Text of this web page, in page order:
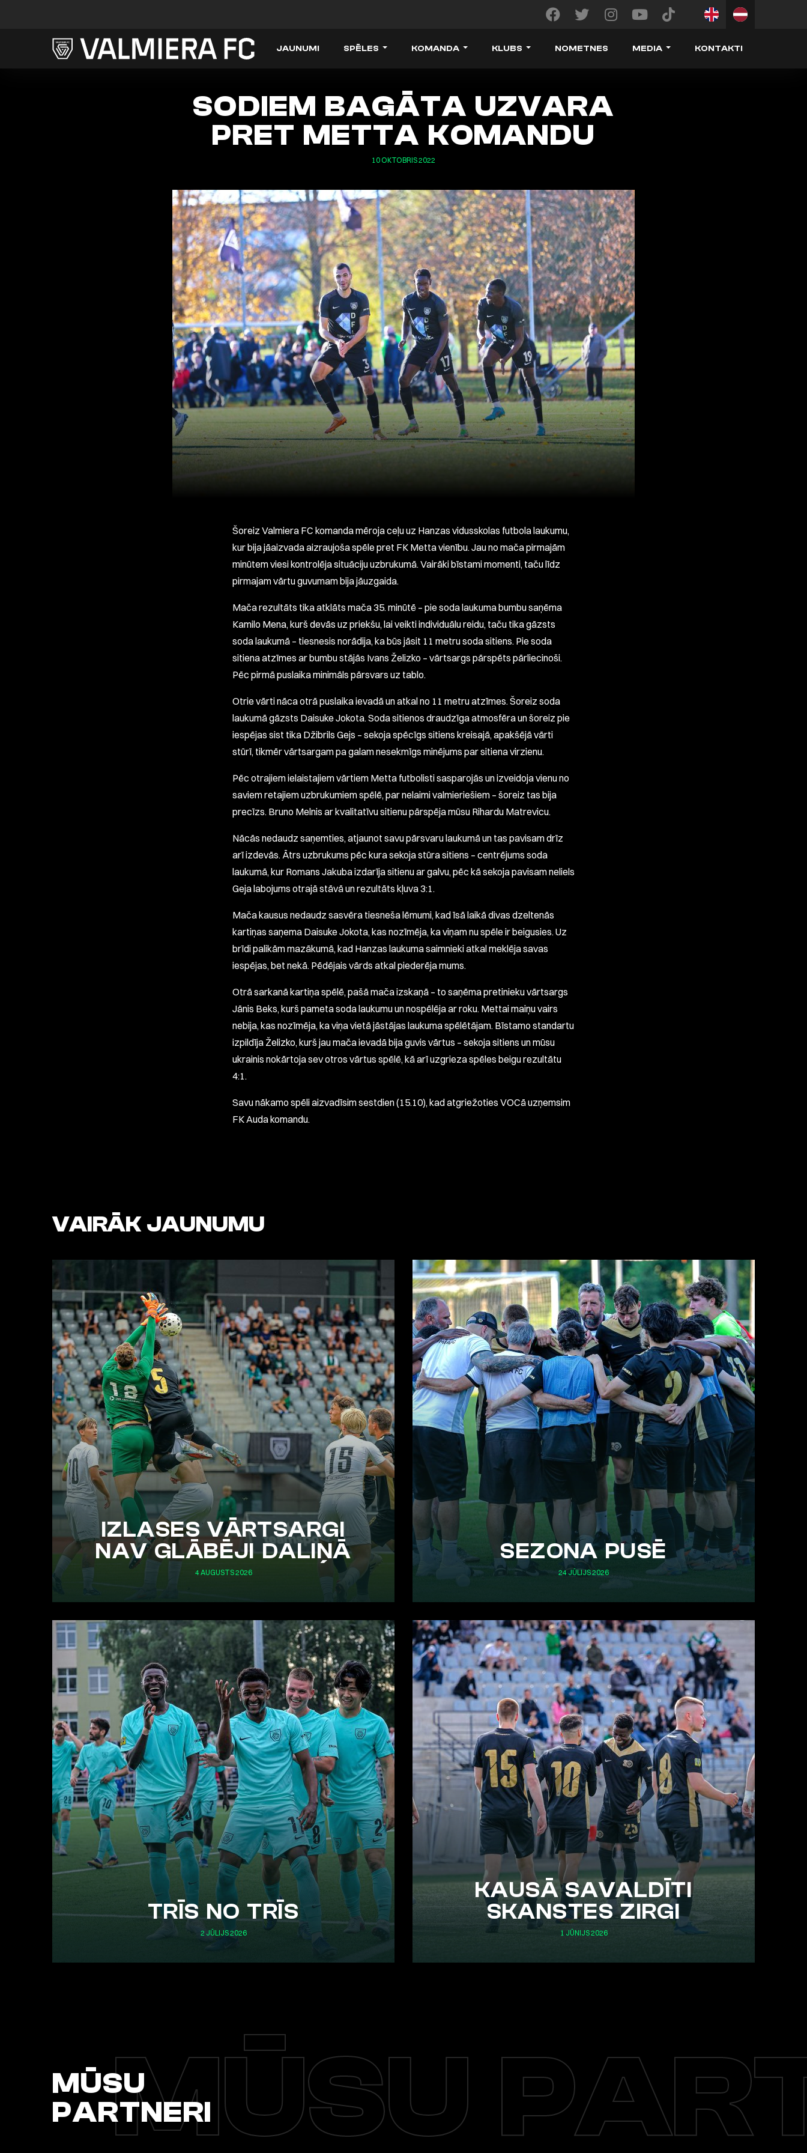
JAUNUMI SPĒLES KOMANDA KLUBS NOMETNES MEDIA KONTAKTI
SODIEM BAGĀTA UZVARA
PRET METTA KOMANDU
10 OKTOBRIS 2022
Šoreiz Valmiera FC komanda mēroja ceļu uz Hanzas vidusskolas futbola laukumu,
kur bija jāaizvada aizraujoša spēle pret FK Metta vienību. Jau no mača pirmajām
minūtem viesi kontrolēja situāciju uzbrukumā. Vairāki bīstami momenti, taču līdz
pirmajam vārtu guvumam bija jāuzgaida.
Mača rezultāts tika atklāts mača 35. minūtē – pie soda laukuma bumbu saņēma
Kamilo Mena, kurš devās uz priekšu, lai veikti individuālu reidu, taču tika gāzsts
soda laukumā – tiesnesis norādija, ka būs jāsit 11 metru soda sitiens. Pie soda
sitiena atzīmes ar bumbu stājās Ivans Želizko – vārtsargs pārspēts pārliecinoši.
Pēc pirmā puslaika minimāls pārsvars uz tablo.
Otrie vārti nāca otrā puslaika ievadā un atkal no 11 metru atzīmes. Šoreiz soda
laukumā gāzsts Daisuke Jokota. Soda sitienos draudzīga atmosfēra un šoreiz pie
iespējas sist tika Džibrils Gejs – sekoja spēcīgs sitiens kreisajā, apakšējā vārti
stūrī, tikmēr vārtsargam pa galam nesekmīgs minējums par sitiena virzienu.
Pēc otrajiem ielaistajiem vārtiem Metta futbolisti sasparojās un izveidoja vienu no
saviem retajiem uzbrukumiem spēlē, par nelaimi valmieriešiem – šoreiz tas bija
precīzs. Bruno Melnis ar kvalitatīvu sitienu pārspēja mūsu Rihardu Matrevicu.
Nācās nedaudz saņemties, atjaunot savu pārsvaru laukumā un tas pavisam drīz
arī izdevās. Ātrs uzbrukums pēc kura sekoja stūra sitiens – centrējums soda
laukumā, kur Romans Jakuba izdarīja sitienu ar galvu, pēc kā sekoja pavisam neliels
Geja labojums otrajā stāvā un rezultāts kļuva 3:1.
Mača kausus nedaudz sasvēra tiesneša lēmumi, kad īsā laikā divas dzeltenās
kartiņas saņema Daisuke Jokota, kas nozīmēja, ka viņam nu spēle ir beigusies. Uz
brīdi palikām mazākumā, kad Hanzas laukuma saimnieki atkal meklēja savas
iespējas, bet nekā. Pēdējais vārds atkal piederēja mums.
Otrā sarkanā kartiņa spēlē, pašā mača izskaņā – to saņēma pretinieku vārtsargs
Jānis Beks, kurš pameta soda laukumu un nospēlēja ar roku. Mettai maiņu vairs
nebija, kas nozīmēja, ka viņa vietā jāstājas laukuma spēlētājam. Bīstamo standartu
izpildīja Želizko, kurš jau mača ievadā bija guvis vārtus – sekoja sitiens un mūsu
ukrainis nokārtoja sev otros vārtus spēlē, kā arī uzgrieza spēles beigu rezultātu
4:1.
Savu nākamo spēli aizvadīsim sestdien (15.10), kad atgriežoties VOCā uzņemsim
FK Auda komandu.
VAIRĀK JAUNUMU
IZLASES VĀRTSARGI
NAV GLĀBĒJI DALIŅĀ
4 AUGUSTS 2026
SEZONA PUSĒ
24 JŪLIJS 2026
TRĪS NO TRĪS
2 JŪLIJS 2026
KAUSĀ SAVALDĪTI
SKANSTES ZIRGI
1 JŪNIJS 2026
MŪSU
MŪSU
PARTNERI